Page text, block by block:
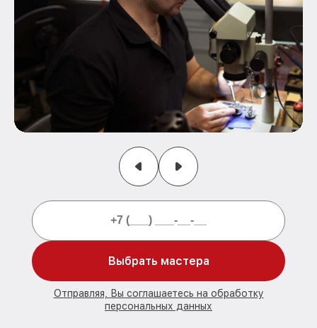
Выбрать мастера
Отправляя, Вы соглашаетесь на обработку
персональных данных